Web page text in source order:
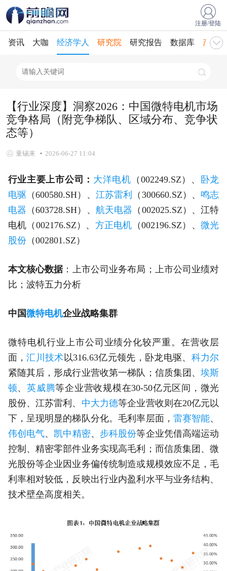
注册/登陆
资讯 大咖 经济学人 研究院 研究报告 数据库 产业
【行业深度】洞察2026：中国微特电机市场
竞争格局（附竞争梯队、区域分布、竞争状
态等）
童锡来 2026-06-27 11:04
行业主要上市公司： 大洋电机 （002249.SZ）、
卧龙
电驱（600580.SH）、 江苏雷利 （300660.SZ）、鸣志
电器 （603728.SH）、 航天电器 （002025.SZ）、江特
电机（002176.SZ）、 方正电机 （002196.SZ）、微光
股份（002801.SZ）
本文核心数据：上市公司业务布局；上市公司业绩对
比；波特五力分析
中国微特电机企业战略集群
微特电机行业上市公司业绩分化较严重。在营收层
面，汇川技术 以316.63亿元领先，卧龙电驱、 科力尔
紧随其后，形成行业营收第一梯队；信质集团、埃斯
顿、英威腾等企业营收规模在30-50亿元区间，微光
股份、江苏雷利、 中大力德等企业营收则在20亿元以
下，呈现明显的梯队分化。毛利率层面， 雷赛智能、
伟创电气、 凯中精密、 步科股份等企业凭借高端运动
控制、精密零部件业务实现高毛利；而信质集团、微
光股份等企业因业务偏传统制造或规模效应不足，毛
利率相对较低，反映出行业内盈利水平与业务结构、
技术壁垒高度相关。